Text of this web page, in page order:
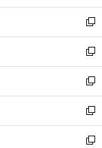
ウ
で
開
く
ン
ド
ウ
で
開
く
ウ
ィ
ン
ド
ウ
で
開
く
し
い
ウ
ィ
ン
ド
ウ
で
開
く
新
し
い
ウ
ィ
ン
ド
ウ
で
新
し
い
ウ
ィ
ン
ド
新
し
い
ウ
ィ
新
し
い
新